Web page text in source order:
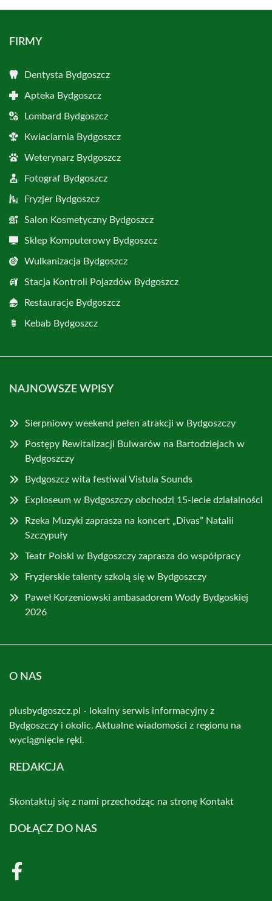
FIRMY
Dentysta Bydgoszcz
Apteka Bydgoszcz
Lombard Bydgoszcz
Kwiaciarnia Bydgoszcz
Weterynarz Bydgoszcz
Fotograf Bydgoszcz
Fryzjer Bydgoszcz
Salon Kosmetyczny Bydgoszcz
Sklep Komputerowy Bydgoszcz
Wulkanizacja Bydgoszcz
Stacja Kontroli Pojazdów Bydgoszcz
Restauracje Bydgoszcz
Kebab Bydgoszcz
NAJNOWSZE WPISY
Sierpniowy weekend pełen atrakcji w Bydgoszczy
Postępy Rewitalizacji Bulwarów na Bartodziejach w
Bydgoszczy
Bydgoszcz wita festiwal Vistula Sounds
Exploseum w Bydgoszczy obchodzi 15-lecie działalności
Rzeka Muzyki zaprasza na koncert „Divas” Natalii
Szczypuły
Teatr Polski w Bydgoszczy zaprasza do współpracy
Fryzjerskie talenty szkolą się w Bydgoszczy
Paweł Korzeniowski ambasadorem Wody Bydgoskiej
2026
O NAS
plusbydgoszcz.pl - lokalny serwis informacyjny z
Bydgoszczy i okolic. Aktualne wiadomości z regionu na
wyciągnięcie ręki.
REDAKCJA
Skontaktuj się z nami przechodząc na stronę Kontakt
DOŁĄCZ DO NAS